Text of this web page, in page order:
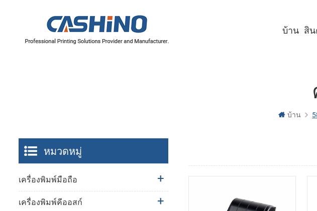
บ้าน สิ
บ้าน
หมวดหมู่
เครื่องพิมพ์มือถือ
เครื่องพิมพ์คีออสก์